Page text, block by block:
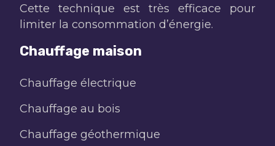
Cette technique est très efficace pour
limiter la consommation d’énergie.
Chauffage maison
Chauffage électrique
Chauffage au bois
Chauffage géothermique